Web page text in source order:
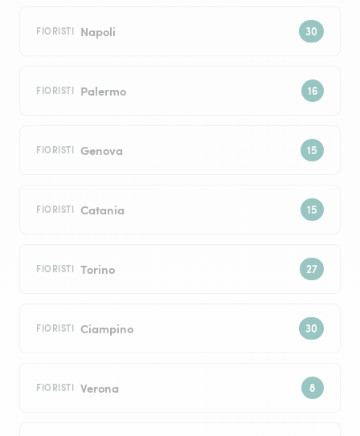
FIORISTI Napoli
FIORISTI Palermo
FIORISTI Genova
FIORISTI Catania
FIORISTI Torino
FIORISTI Ciampino
FIORISTI Verona